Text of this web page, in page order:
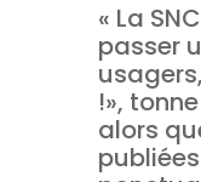
« La
passer
!»,
alors